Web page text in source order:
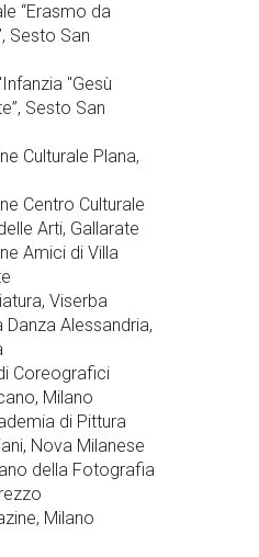
“Erasmo da
Sesto San
"Gesù
Sesto San
Culturale Plana,
Centro Culturale
Arti, Gallarate
Amici di Villa
Viserba
Alessandria,
Coreografici
Milano
di Pittura
Nova Milanese
della Fotografia
Milano